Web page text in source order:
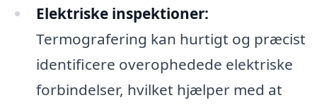
Elektriske inspektioner:
Termografering kan hurtigt og præcist
identificere overophedede elektriske
forbindelser, hvilket hjælper med at